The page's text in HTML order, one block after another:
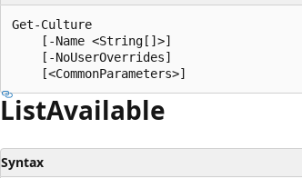
Get-Culture
    [-Name <String[]>]
    [-NoUserOverrides]
ListAvailable
Syntax